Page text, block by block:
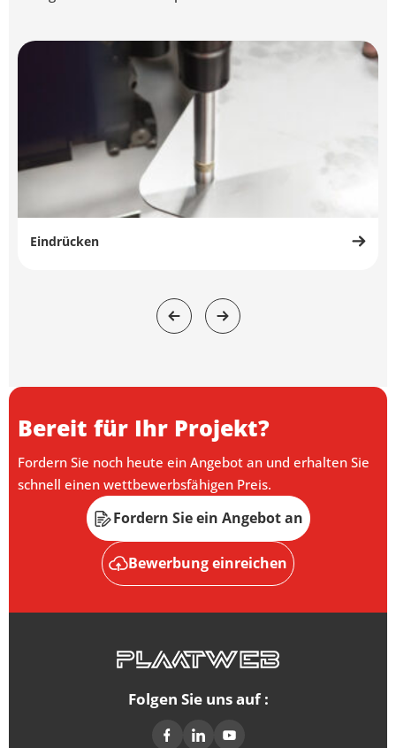
Eindrücken
Bereit für Ihr Projekt?
Fordern Sie noch heute ein Angebot an und erhalten Sie
schnell einen wettbewerbsfähigen Preis.
Fordern Sie ein Angebot an
Bewerbung einreichen
Folgen Sie uns auf :